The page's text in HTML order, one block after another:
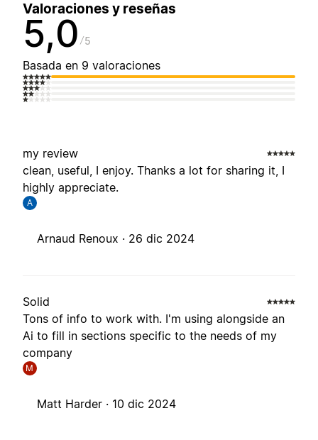
Valoraciones y reseñas
5,0 5
Basada en 9 valoraciones
my review
clean, useful, I enjoy. Thanks a lot for sharing it, I
highly appreciate.
A
Arnaud Renoux · 26 dic 2024
Solid
Tons of info to work with. I'm using alongside an
Ai to fill in sections specific to the needs of my
company
M
Matt Harder · 10 dic 2024